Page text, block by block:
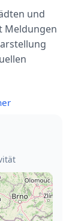
und
Meldungen